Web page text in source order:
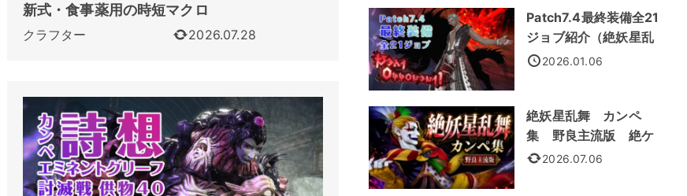
新式・食事薬用の時短マクロ
クラフター 2026.07.28
Patch7.4最終装備全21
ジョブ紹介（絶妖星乱
舞装備）
2026.01.06
絶妖星乱舞 カンペ
集 野良主流版 絶ケ
フカ2026.07.06